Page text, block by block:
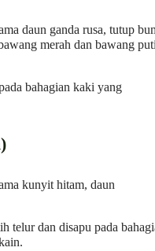
daun ganda rusa, tutup
merah dan bawang
bahagian kaki yang
kunyit hitam, daun
telur dan disapu pada